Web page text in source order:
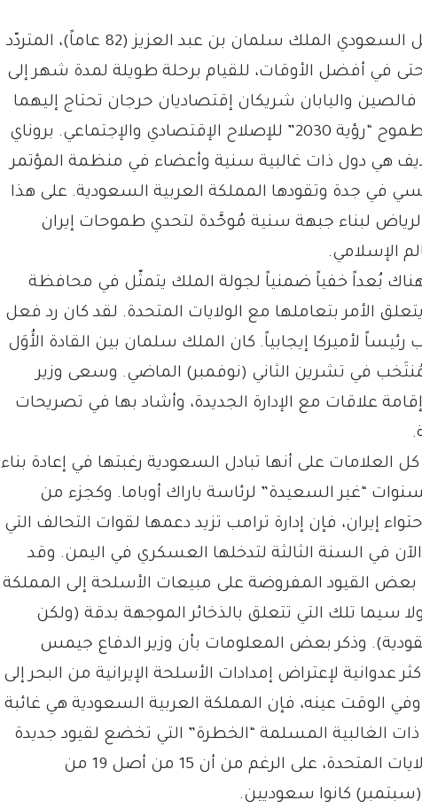
هناك أسباب كثيرة تدفع العاهل السعودي الملك سلمان بن عبد العزيز (82 عاماً)، المتردّد
حتى في أفضل الأوقات، للقيام برحلة طويلة لمدة شهر إلى
واليابان شريكان إقتصاديان حرجان تحتاج إليهما
السعودية لتحقيق برنامجها الطموح “رؤية 2030” للإصلاح الإقتصادي والإجتماعي. بروناي
هي دول ذات غالبية سنية وأعضاء في منظمة المؤتمر
في جدة وتقودها المملكة العربية السعودية. على هذا
لبناء جبهة سنية مُوحَّدة لتحدي طموحات إيران
الإسلامي.
بُعداً خفياً ضمنياً لجولة الملك يتمثّل في محافظة
الأمر بتعاملها مع الولايات المتحدة. لقد كان رد فعل
رئيساً لأميركا إيجابياً. كان الملك سلمان بين القادة الأُوَل
في تشرين الثاني (نوفمبر) الماضي. وسعى وزير
إقامة علاقات مع الإدارة الجديدة، وأشاد بها في تصريحات
العلامات على أنها تبادل السعودية رغبتها في إعادة بناء
“غير السعيدة” لرئاسة باراك أوباما. وكجزء من
إيران، فإن إدارة ترامب تزيد دعمها لقوات التحالف التي
في السنة الثالثة لتدخلها العسكري في اليمن. وقد
بعض القيود المفروضة على مبيعات الأسلحة إلى المملكة
سيما تلك التي تتعلق بالذخائر الموجهة بدقة (ولكن
وذكر بعض المعلومات بأن وزير الدفاع جيمس
عدوانية لإعتراض إمدادات الأسلحة الإيرانية من البحر إلى
الوقت عينه، فإن المملكة العربية السعودية هي غائبة
الغالبية المسلمة “الخطرة” التي تخضع لقيود جديدة
بالنسبة إلى تأشيرات دخول الولايات المتحدة، على الرغم من أن 15 من أصل 19 من